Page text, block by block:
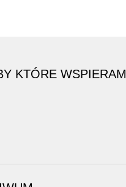
KTÓRE WSPIERAM